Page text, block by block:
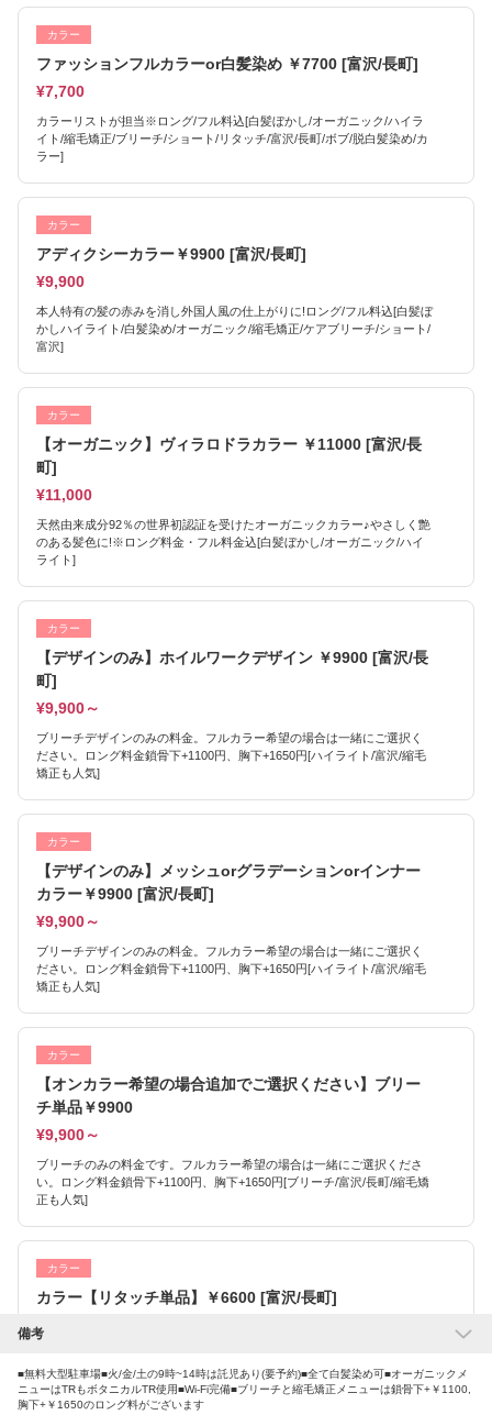
カラー
ファッションフルカラーor白髪染め ￥7700 [富沢/長町]
¥7,700
カラーリストが担当※ロング/フル料込[白髪ぼかし/オーガニック/ハイラ
イト/縮毛矯正/ブリーチ/ショート/リタッチ/富沢/長町/ボブ/脱白髪染め/カ
ラー]
カラー
アディクシーカラー￥9900 [富沢/長町]
¥9,900
本人特有の髪の赤みを消し外国人風の仕上がりに!ロング/フル料込[白髪ぼ
かしハイライト/白髪染め/オーガニック/縮毛矯正/ケアブリーチ/ショート/
富沢]
カラー
【オーガニック】ヴィラロドラカラー ￥11000 [富沢/長
町]
¥11,000
天然由来成分92％の世界初認証を受けたオーガニックカラー♪やさしく艶
のある髪色に!※ロング料金・フル料金込[白髪ぼかし/オーガニック/ハイ
ライト]
カラー
【デザインのみ】ホイルワークデザイン ￥9900 [富沢/長
町]
¥9,900～
ブリーチデザインのみの料金。フルカラー希望の場合は一緒にご選択く
ださい。ロング料金鎖骨下+1100円、胸下+1650円[ハイライト/富沢/縮毛
矯正も人気]
カラー
【デザインのみ】メッシュorグラデーションorインナー
カラー￥9900 [富沢/長町]
¥9,900～
ブリーチデザインのみの料金。フルカラー希望の場合は一緒にご選択く
ださい。ロング料金鎖骨下+1100円、胸下+1650円[ハイライト/富沢/縮毛
矯正も人気]
カラー
【オンカラー希望の場合追加でご選択ください】ブリー
チ単品￥9900
¥9,900～
ブリーチのみの料金です。フルカラー希望の場合は一緒にご選択くださ
い。ロング料金鎖骨下+1100円、胸下+1650円[ブリーチ/富沢/長町/縮毛矯
正も人気]
カラー
カラー【リタッチ単品】￥6600 [富沢/長町]
¥6,600
染め可[白髪ぼかし/ハイライト/縮毛矯正/ブリーチ/ショート/メンズ/富沢/
白髪]
備考
■無料大型駐車場■火/金/土の9時~14時は託児あり(要予約)■全て白髪染め可■オーガニックメ
ニューはTRもボタニカルTR使用■Wi-Fi完備■ブリーチと縮毛矯正メニューは鎖骨下+￥1100,
胸下+￥1650のロング料がございます